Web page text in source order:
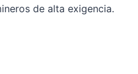
de alta exigencia.